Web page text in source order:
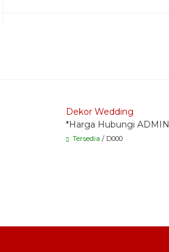
Dekor Wedding
*Harga Hubungi ADMIN
Tersedia / D000